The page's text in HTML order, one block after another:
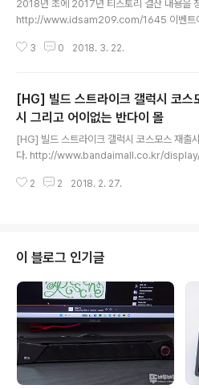
2018년 초에 2017년 티스토리 결산 내용을
http://www.idsam209.com/1645 이벤트
2018년 티스토리 굿즈를 만나보시죠. 렌티큘
놈. 아.. 이것도 렌티큘러로 만들어주지... 의문
음각으로 되어있는 TISTORY 로고가 보입니
로그 감성이 풍성한 단추 봉투에 돌돌 감긴 끈
가 있었습니다. 왠지 선물 포장을 풀어헤치는 느
할까? 두둥!!! 오... 레자 느낌의 표지가 일품인
지는 줄이 없는 미색 느낌입니다. 뒤쪽에는 고정
3 0 2018. 3. 22.
[HG] 빌드 스트라이크 갤럭시 코스
시 그리고 어이없는 반다이 몰
[HG] 빌드 스트라이크 갤럭시 코스모스 재출
다. http://www.bandaimall.co.kr/
갖고 싶어하는 건프라여서 주문하려고 보니... *
해야합니다. 라고 이야기합니다. 상품의 이미지
거라고... ??? 근데 웃기건 다른 판매 사이트에
가 없다는 거죠. 그랬더니 타사의 사이트 정보
알 수 없다고.. 물론 그렇긴하지 하지만 공식 쇼
매하는 내용을 그대로 유통점에서 사용할텐데
서..
2 2 2018. 2. 27.
이 블로그 인기글